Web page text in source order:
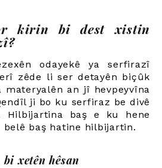
kirin bi dest xistin
odayekê ya serfirazî
zêde li ser detayên biçûk
materyalên an jî hevpeyvîna
ji bo ku serfiraz be divê
Hilbijartina baş e ku hene
belê baş hatine hilbijartin.
xetên hêsan